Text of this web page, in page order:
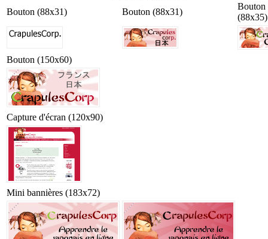
Bouton (88x31)
Bouton (88x31)
Bouton
(88x35)
Bouton (150x60)
Capture d'écran (120x90)
Mini bannières (183x72)